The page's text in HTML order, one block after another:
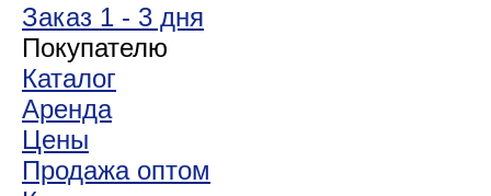
Заказ 1 - 3 дня
Покупателю
Каталог
Аренда
Цены
Продажа оптом